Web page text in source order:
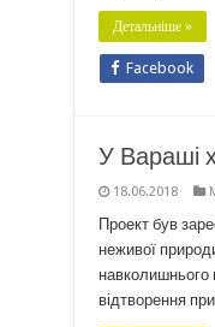
Детальніше »
Facebook
У Вараші
18.06.2018
Проект був
неживої
навколишнього
відтворення